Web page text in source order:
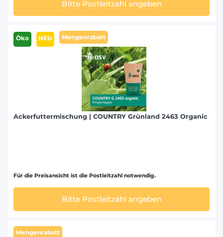
Bitte Postleitzahl angeben
Öko NEU Mengenrabatt
Ackerfuttermischung | COUNTRY Grünland 2463 Organic
Für die Preisansicht ist die Postleitzahl notwendig.
Bitte Postleitzahl angeben
Mengenrabatt